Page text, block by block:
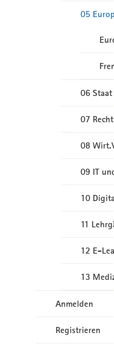
05
06
07 Recht
08
09 IT
10
11
12 E-
13
Anmelden
Registrieren